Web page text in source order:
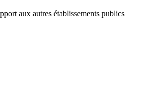
aux autres établissements publics